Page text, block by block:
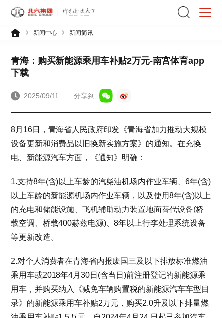
新闻中心 新闻简讯
青海：购买新能源乘用车补贴2万元-南宫体育app
下载
2025/09/11 分享到
8月16日，青海省人民政府印发《青海省加力推动大规模
设备更新和消费品以旧换新实施方案》的通知。在充换
电、新能源汽车方面，《通知》明确：
1.支持8年(含)以上车龄的汽柴油机场内作业车辆、6年(含)
以上车龄的新能源机场内作业车辆，以及使用8年(含)以上
的充电和储能设施、飞机辅助动力装置地面替代设备(桥
载空调、桥载400赫兹电源)、8年以上行李处理系统设备
等更新改造。
2.对个人消费者在青海省内报废国三及以下排放标准燃油
乘用车或2018年4月30日(含当日)前注册登记的新能源乘
用车，并购买纳入《减免车辆购置税的新能源汽车车型目
录》的新能源乘用车补贴2万元，购买2.0升及以下排量燃